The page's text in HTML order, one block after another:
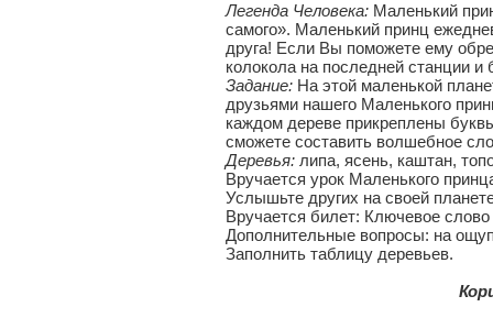
Легенда Человека: Маленький
самого». Маленький принц
друга! Если Вы поможете ему
колокола на последней станции
Задание: На этой маленькой
друзьями нашего Маленького
каждом дереве прикреплены
сможете составить волшебное
Деревья: липа, ясень, каштан,
Вручается урок Маленького
Услышьте других на своей
Вручается билет: Ключевое
Дополнительные вопросы: на
Заполнить таблицу деревьев.